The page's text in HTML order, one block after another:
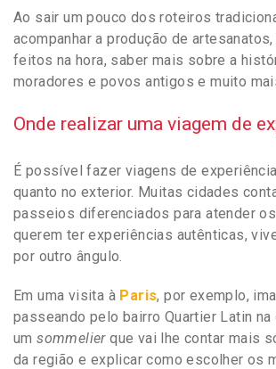
Ao sair um pouco dos roteiros
acompanhar a produção de
feitos na hora, saber mais sobre a
moradores e povos antigos e muito
Onde realizar uma viagem de
É possível fazer viagens de
quanto no exterior. Muitas cidades
passeios diferenciados para atender
querem ter experiências autênticas,
por outro ângulo.
Em uma visita à Paris, por exemplo,
passeando pelo bairro Quartier Latin na
umsommelierque vai lhe contar mais
da região e explicar como escolher os